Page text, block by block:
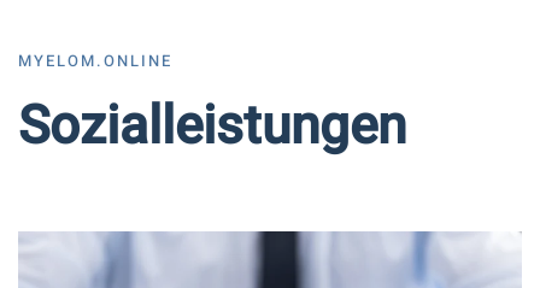
MYELOM.ONLINE
Sozialleistungen